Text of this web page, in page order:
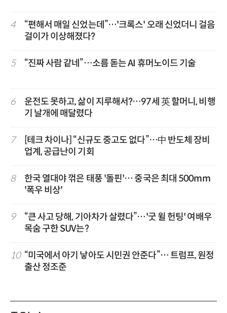
4
“편해서 매일 신었는데”…'크록스' 오래 신었더니 걸음
걸이가 이상해졌다?
5 “진짜 사람 같네”…소름 돋는 AI 휴머노이드 기술
6
운전도 못하고, 삶이 지루해서?…97세 英 할머니, 비행
기 날개에 매달렸다
7
[테크 차이나] “신규도 중고도 없다”…中 반도체 장비
업계, 공급난이 기회
8
한국 열대야 꺾은 태풍 '돌핀'… 중국은 최대 500mm
'폭우 비상'
9
“큰 사고 당해, 기아차가 살렸다”…'굿 윌 헌팅' 여배우
목숨 구한 SUV는?
10 “미국에서 아기 낳아도 시민권 안준다”… 트럼프, 원정
출산 정조준